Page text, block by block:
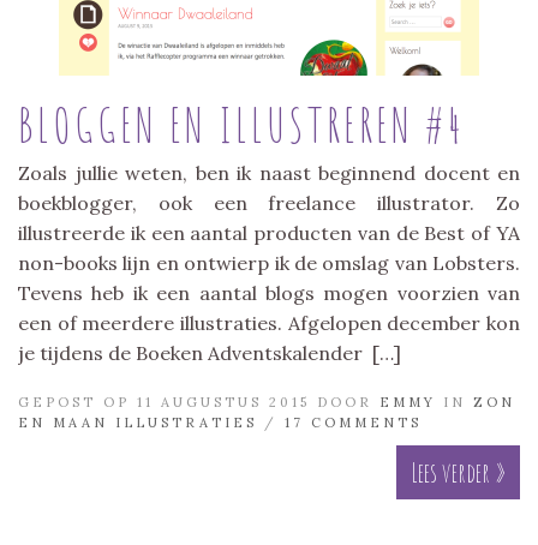
BLOGGEN EN ILLUSTREREN #4
Zoals jullie weten, ben ik naast beginnend docent en
boekblogger, ook een freelance illustrator. Zo
illustreerde ik een aantal producten van de Best of YA
non-books lijn en ontwierp ik de omslag van Lobsters.
Tevens heb ik een aantal blogs mogen voorzien van
een of meerdere illustraties. Afgelopen december kon
je tijdens de Boeken Adventskalender […]
GEPOST OP 11 AUGUSTUS 2015 DOOR EMMY IN ZON
EN MAAN ILLUSTRATIES
/ 17 COMMENTS
Lees verder »